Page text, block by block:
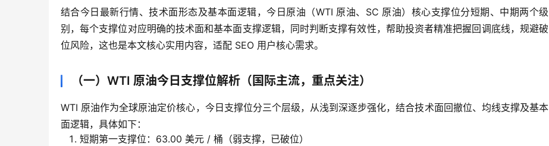
结合今日最新行情、技术面形态及基本面逻辑，今日原油（WTI 原油、SC 原油）核心支撑位分短期、中期两个级
别，每个支撑位对应明确的技术面和基本面支撑逻辑，同时判断支撑有效性，帮助投资者精准把握回调底线，规避破
位风险，这也是本文核心实用内容，适配 SEO 用户核心需求。
（一）WTI 原油今日支撑位解析（国际主流，重点关注）
WTI 原油作为全球原油定价核心，今日支撑位分三个层级，从浅到深逐步强化，结合技术面回撤位、均线支撑及基本
面逻辑，具体如下：
短期第一支撑位：63.00 美元 / 桶（弱支撑，已破位）